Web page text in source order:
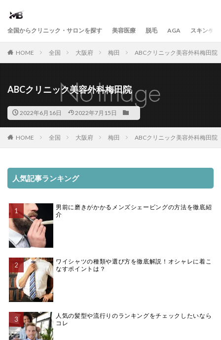
全国からクリニック・サロンを探す 美容医療 脱毛 AGA スキンケア
HOME 全国 大阪府 梅田 ABCクリニック美容外科梅田院
ABCクリニック美容外科梅田院
2022年6月16日 2022年7月15日
HOME 全国 大阪府 梅田 ABCクリニック美容外科梅田院
人気記事ランキング
男前に磨きがかかるメンズシェービングの方法を徹底紹
介
ワイシャツの種類や選び方を徹底解説！オシャレに着こ
なすポイントは？
人気の髪型や流行りのランキングをチェックしたいなら
コレ